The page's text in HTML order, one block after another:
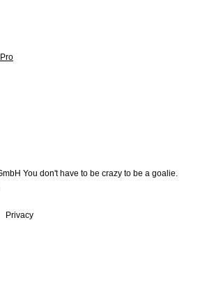
You don't have to be crazy to be a goalie.
Privacy